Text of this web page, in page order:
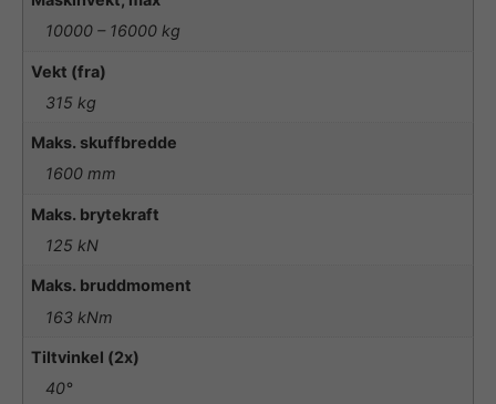
10000 – 16000 kg
Vekt (fra)
315 kg
Maks. skuffbredde
1600 mm
Maks. brytekraft
125 kN
Maks. bruddmoment
163 kNm
Tiltvinkel (2x)
40°